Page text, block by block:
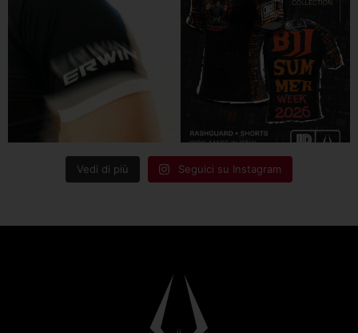
Vedi di più Seguici su Instagram